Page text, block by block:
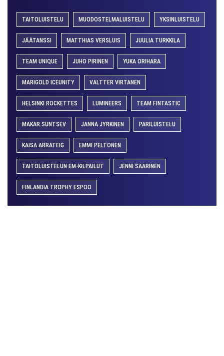
TAITOLUISTELU MUODOSTELMALUISTELU YKSINLUISTELU
JÄÄTANSSI MATTHIAS VERSLUIS JUULIA TURKKILA
TEAM UNIQUE JUHO PIRINEN YUKA ORIHARA
MARIGOLD ICEUNITY VALTTER VIRTANEN
HELSINKI ROCKETTES LUMINEERS TEAM FINTASTIC
MAKAR SUNTSEV JANNA JYRKINEN PARILUISTELU
KAISA ARRATEIG EMMI PELTONEN
TAITOLUISTELUN EM-KILPAILUT JENNI SAARINEN
FINLANDIA TROPHY ESPOO